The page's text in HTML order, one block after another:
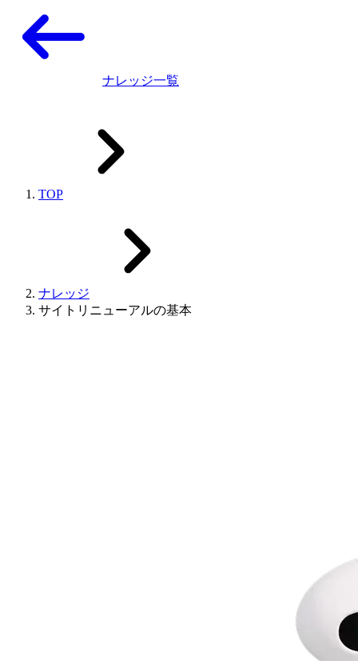
ナレッジ一覧
TOP
ナレッジ
サイトリニューアルの基本